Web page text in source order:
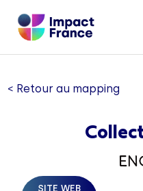
< Retour au mapping
SITE WEB